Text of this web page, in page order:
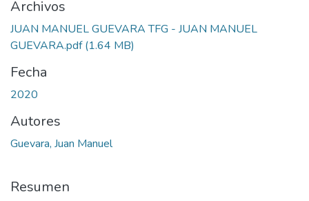
Archivos
JUAN MANUEL GUEVARA TFG - JUAN MANUEL
GUEVARA.pdf(1.64 MB)
Fecha
2020
Autores
Guevara, Juan Manuel
Resumen